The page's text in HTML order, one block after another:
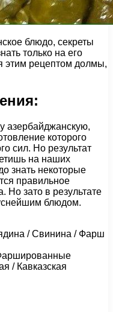
блюдо, секреты
только на его
этим рецептом долмы,
азербайджанскую,
которого
сил. Но результат
на наших
знать некоторые
правильное
Но зато в результате
блюдом.
/ Свинина / Фарш
/ Кавказская